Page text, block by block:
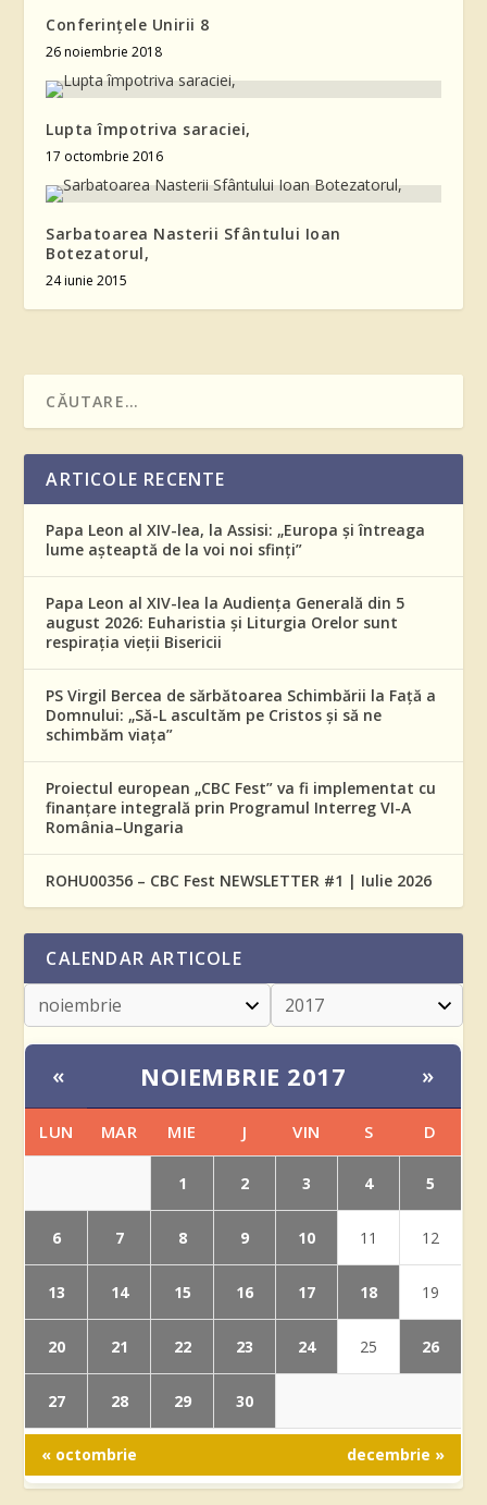
Conferințele Unirii 8
26 noiembrie 2018
Lupta împotriva saraciei,
17 octombrie 2016
Sarbatoarea Nasterii Sfântului Ioan
Botezatorul,
24 iunie 2015
ARTICOLE RECENTE
Papa Leon al XIV-lea, la Assisi: „Europa și întreaga
lume așteaptă de la voi noi sfinți”
Papa Leon al XIV-lea la Audiența Generală din 5
august 2026: Euharistia și Liturgia Orelor sunt
respirația vieții Bisericii
PS Virgil Bercea de sărbătoarea Schimbării la Față a
Domnului: „Să-L ascultăm pe Cristos și să ne
schimbăm viața”
Proiectul european „CBC Fest” va fi implementat cu
finanțare integrală prin Programul Interreg VI-A
România–Ungaria
ROHU00356 – CBC Fest NEWSLETTER #1 | Iulie 2026
CALENDAR ARTICOLE
« NOIEMBRIE 2017 »
LUN MAR MIE J VIN S D
1 2 3 4 5
6 7 8 9 10 11 12
13 14 15 16 17 18 19
20 21 22 23 24 25 26
27 28 29 30
« octombrie decembrie »